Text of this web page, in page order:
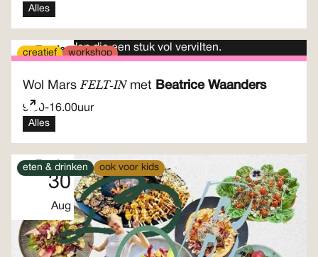
Alles
Zondag
Aug
creatief workshop
Wol Mars FELT-IN met Beatrice Waanders
9.30-16.00uur
Alles
Zondag
30
Aug
eten & drinken ook voor kids